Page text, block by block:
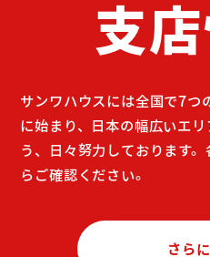
支
サンワハウスには全国で7つ
に始まり、日本の幅広いエ
う、日々努力しております。
らご確認ください。
さら